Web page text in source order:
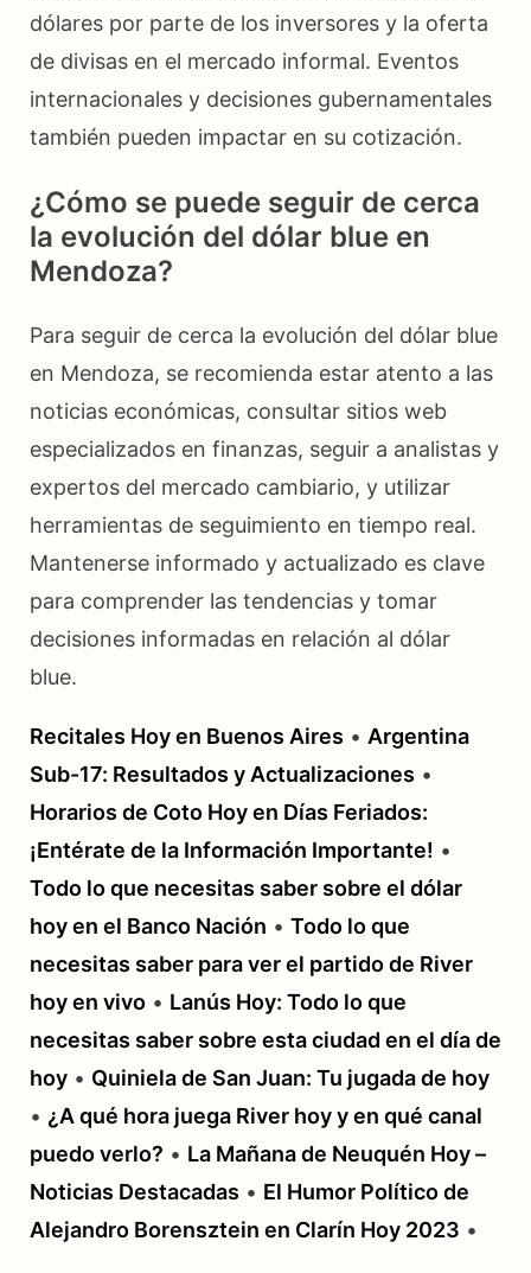
dólares por parte de los inversores y la oferta
de divisas en el mercado informal. Eventos
internacionales y decisiones gubernamentales
también pueden impactar en su cotización.
¿Cómo se puede seguir de cerca
la evolución del dólar blue en
Mendoza?
Para seguir de cerca la evolución del dólar blue
en Mendoza, se recomienda estar atento a las
noticias económicas, consultar sitios web
especializados en finanzas, seguir a analistas y
expertos del mercado cambiario, y utilizar
herramientas de seguimiento en tiempo real.
Mantenerse informado y actualizado es clave
para comprender las tendencias y tomar
decisiones informadas en relación al dólar
blue.
Recitales Hoy en Buenos Aires • Argentina
Sub-17: Resultados y Actualizaciones •
Horarios de Coto Hoy en Días Feriados:
¡Entérate de la Información Importante! •
Todo lo que necesitas saber sobre el dólar
hoy en el Banco Nación • Todo lo que
necesitas saber para ver el partido de River
hoy en vivo • Lanús Hoy: Todo lo que
necesitas saber sobre esta ciudad en el día de
hoy • Quiniela de San Juan: Tu jugada de hoy
• ¿A qué hora juega River hoy y en qué canal
puedo verlo? • La Mañana de Neuquén Hoy –
Noticias Destacadas • El Humor Político de
Alejandro Borensztein en Clarín Hoy 2023 •